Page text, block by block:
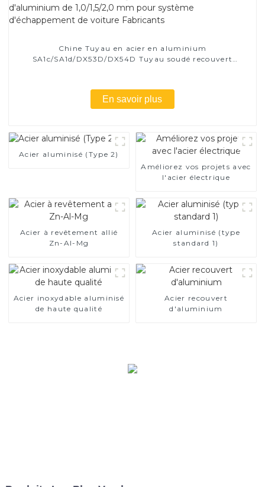
Chine Tuyau en acier en aluminium
SA1c/SA1d/DX53D/DX54D Tuyau soudé recouvert
En savoir plus
Acier aluminisé (Type 2)
Améliorez vos projets avec
l'acier électrique
Acier à revêtement allié
Zn-Al-Mg
Acier aluminisé (type
standard 1)
Acier inoxydable aluminisé
de haute qualité
Acier recouvert
d'aluminium